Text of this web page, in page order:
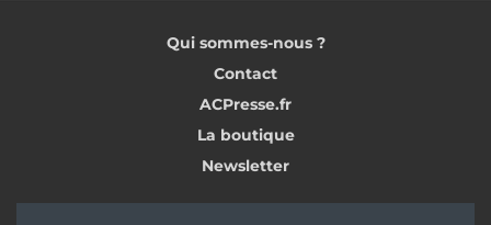
Qui sommes-nous ?
Contact
ACPresse.fr
La boutique
Newsletter